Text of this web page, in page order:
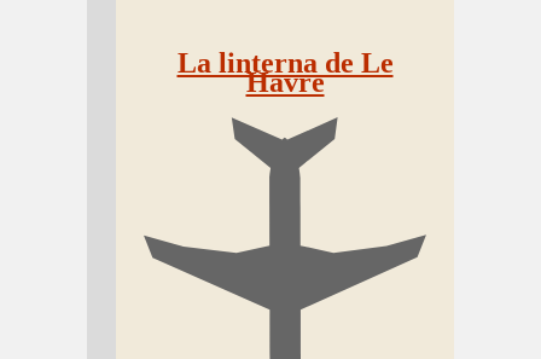
La linterna de Le
Havre